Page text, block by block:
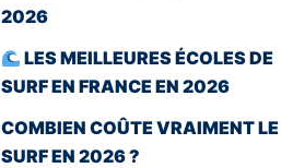
2026
LES MEILLEURES ÉCOLES DE
SURF EN FRANCE EN 2026
COMBIEN COÛTE VRAIMENT LE
SURF EN 2026 ?